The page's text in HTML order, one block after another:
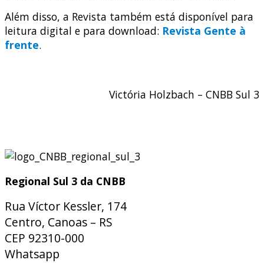
Além disso, a Revista também está disponível para
leitura digital e para download: Revista Gente à
frente.
Victória Holzbach – CNBB Sul 3
Regional Sul 3 da CNBB
Rua Víctor Kessler, 174
Centro, Canoas – RS
CEP 92310-000
Whatsapp